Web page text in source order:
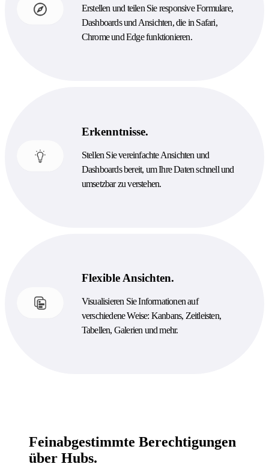
Erstellen und teilen Sie responsive Formulare,
Dashboards und Ansichten, die in Safari,
Chrome und Edge funktionieren.
Erkenntnisse.
Stellen Sie vereinfachte Ansichten und
Dashboards bereit, um Ihre Daten schnell und
umsetzbar zu verstehen.
Flexible Ansichten.
Visualisieren Sie Informationen auf
verschiedene Weise: Kanbans, Zeitleisten,
Tabellen, Galerien und mehr.
Feinabgestimmte Berechtigungen
über Hubs.